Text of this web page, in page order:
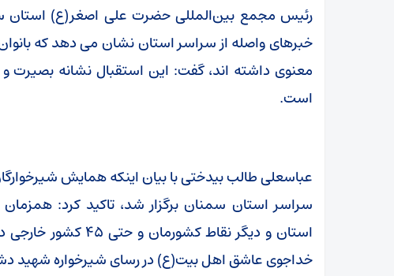
رئیس مجمع بین‌المللی حضرت علی اصغر(ع) استان
خبرهای واصله از سراسر استان نشان می دهد که
معنوی داشته اند، گفت: این استقبال نشانه بصیرت و
است.
عباسعلی طالب بیدختی با بیان اینکه همایش
سراسر استان سمنان برگزار شد، تاکید کرد:
استان و دیگر نقاط
خداجوی عاشق اهل بیت(ع) در رسای شیرخواره شهید